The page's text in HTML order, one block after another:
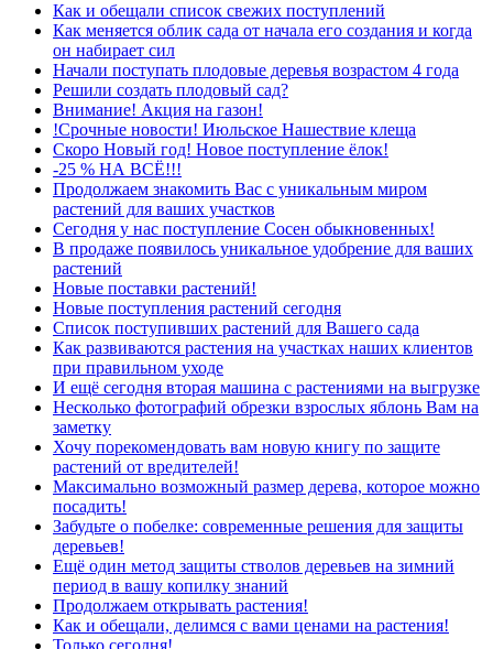
Как и обещали список свежих поступлений
Как меняется облик сада от начала его создания и когда
он набирает сил
Начали поступать плодовые деревья возрастом 4 года
Решили создать плодовый сад?
Внимание! Акция на газон!
!Срочные новости! Июльское Нашествие клеща
Скоро Новый год! Новое поступление ёлок!
-25 % НА ВСЁ!!!
Продолжаем знакомить Вас с уникальным миром
растений для ваших участков
Сегодня у нас поступление Сосен обыкновенных!
В продаже появилось уникальное удобрение для ваших
растений
Новые поставки растений!
Новые поступления растений сегодня
Список поступивших растений для Вашего сада
Как развиваются растения на участках наших клиентов
при правильном уходе
И ещё сегодня вторая машина с растениями на выгрузке
Несколько фотографий обрезки взрослых яблонь Вам на
заметку
Хочу порекомендовать вам новую книгу по защите
растений от вредителей!
Максимально возможный размер дерева, которое можно
посадить!
Забудьте о побелке: современные решения для защиты
деревьев!
Ещё один метод защиты стволов деревьев на зимний
период в вашу копилку знаний
Продолжаем открывать растения!
Как и обещали, делимся с вами ценами на растения!
Только сегодня!